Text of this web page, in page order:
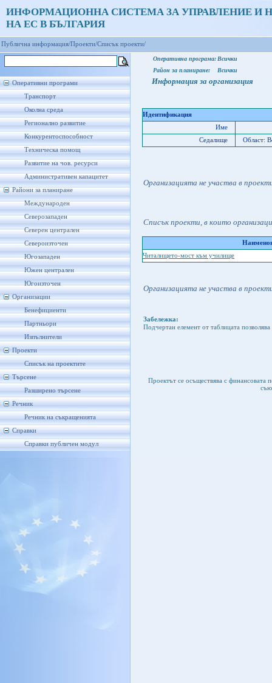
ИНФОРМАЦИОННА СИСТЕМА ЗА УПРАВЛЕНИЕ И
НА ЕС В БЪЛГАРИЯ
Публична информация/Проекти/Списък проекти/
Оперативни програми
Транспорт
Околна среда
Регионално развитие
Конкурентоспособност
Техническа помощ
Развитие на чов. ресурси
Административен капацитет
Райони за планиране
Международен
Северозападен
Северен централен
Североизточен
Югозападен
Южен централен
Югоизточен
Организации
Бенефициенти
Партньори
Изпълнители
Проекти
Списък на проектите
Търсене
Разширено търсене
Речник
Речник на съкращенията
Справки
Справки публичен модул
Оперативна програма: Всички
Район за планиране:
Всички
Информация за организация
Идентификация
Име
Седалище
Област:
Организацията не участва в
Списък проекти, в които
Читалището-мост към училище
Организацията не участва в
Забележка:
Подчертан елемент от таблицата
Проектът се осъществява с финансовата